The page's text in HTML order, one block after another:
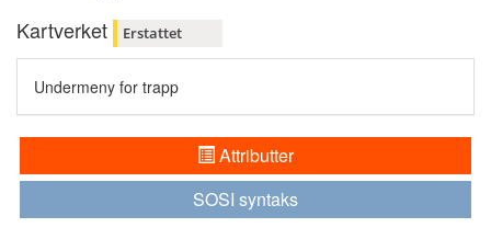
Kartverket Erstattet
Undermeny for trapp
Attributter
SOSI syntaks